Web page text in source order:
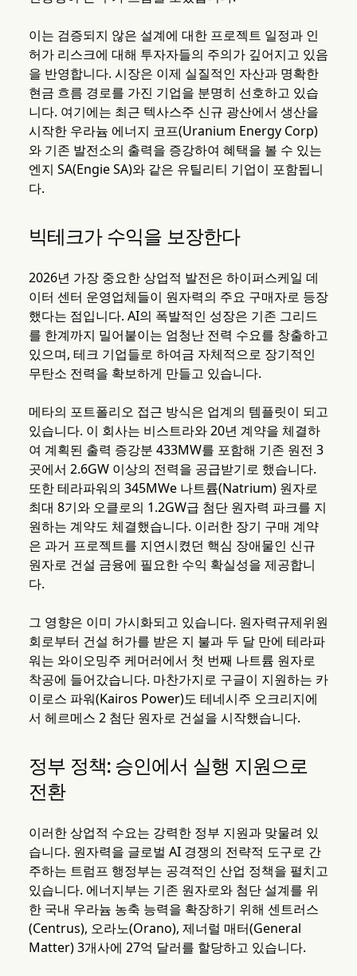
이는 검증되지 않은 설계에 대한 프로젝트 일정과 인
허가 리스크에 대해 투자자들의 주의가 깊어지고 있음
을 반영합니다. 시장은 이제 실질적인 자산과 명확한
현금 흐름 경로를 가진 기업을 분명히 선호하고 있습
니다. 여기에는 최근 텍사스주 신규 광산에서 생산을
시작한 우라늄 에너지 코프(Uranium Energy Corp)
와 기존 발전소의 출력을 증강하여 혜택을 볼 수 있는
엔지 SA(Engie SA)와 같은 유틸리티 기업이 포함됩니
다.
빅테크가 수익을 보장한다
2026년 가장 중요한 상업적 발전은 하이퍼스케일 데
이터 센터 운영업체들이 원자력의 주요 구매자로 등장
했다는 점입니다. AI의 폭발적인 성장은 기존 그리드
를 한계까지 밀어붙이는 엄청난 전력 수요를 창출하고
있으며, 테크 기업들로 하여금 자체적으로 장기적인
무탄소 전력을 확보하게 만들고 있습니다.
메타의 포트폴리오 접근 방식은 업계의 템플릿이 되고
있습니다. 이 회사는 비스트라와 20년 계약을 체결하
여 계획된 출력 증강분 433MW를 포함해 기존 원전 3
곳에서 2.6GW 이상의 전력을 공급받기로 했습니다.
또한 테라파워의 345MWe 나트륨(Natrium) 원자로
최대 8기와 오클로의 1.2GW급 첨단 원자력 파크를 지
원하는 계약도 체결했습니다. 이러한 장기 구매 계약
은 과거 프로젝트를 지연시켰던 핵심 장애물인 신규
원자로 건설 금융에 필요한 수익 확실성을 제공합니
다.
그 영향은 이미 가시화되고 있습니다. 원자력규제위원
회로부터 건설 허가를 받은 지 불과 두 달 만에 테라파
워는 와이오밍주 케머러에서 첫 번째 나트륨 원자로
착공에 들어갔습니다. 마찬가지로 구글이 지원하는 카
이로스 파워(Kairos Power)도 테네시주 오크리지에
서 헤르메스 2 첨단 원자로 건설을 시작했습니다.
정부 정책: 승인에서 실행 지원으로
전환
이러한 상업적 수요는 강력한 정부 지원과 맞물려 있
습니다. 원자력을 글로벌 AI 경쟁의 전략적 도구로 간
주하는 트럼프 행정부는 공격적인 산업 정책을 펼치고
있습니다. 에너지부는 기존 원자로와 첨단 설계를 위
한 국내 우라늄 농축 능력을 확장하기 위해 센트러스
(Centrus), 오라노(Orano), 제너럴 매터(General
Matter) 3개사에 27억 달러를 할당하고 있습니다.